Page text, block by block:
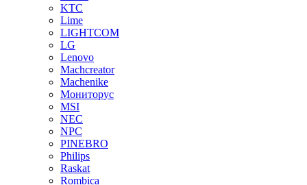
KTC
Lime
LIGHTCOM
LG
Lenovo
Machcreator
Machenike
Мониторус
MSI
NEC
NPC
PINEBRO
Philips
Raskat
Rombica